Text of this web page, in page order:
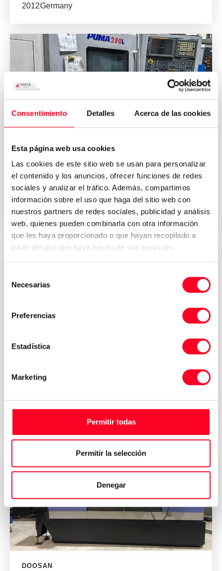
Consentimiento Detalles Acerca de las cookies
Esta página web usa cookies
Las cookies de este sitio web se usan para personalizar
el contenido y los anuncios, ofrecer funciones de redes
sociales y analizar el tráfico. Además, compartimos
información sobre el uso que haga del sitio web con
nuestros partners de redes sociales, publicidad y análisis
web, quienes pueden combinarla con otra información
que les haya proporcionado o que hayan recopilado a
partir del uso que haya hecho de sus servicios.
Necesarias
Preferencias
Estadística
Marketing
Permitir todas
Permitir la selección
Denegar
2012Germany
DOOSAN
PUMA 280L
Последние проекты
2006Germany
DOOSAN